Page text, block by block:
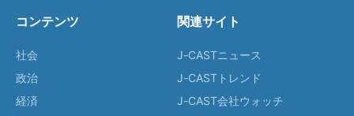
コンテンツ
社会
政治
経済
関連サイト
J-CASTニュース
J-CASTトレンド
J-CAST会社ウォッチ